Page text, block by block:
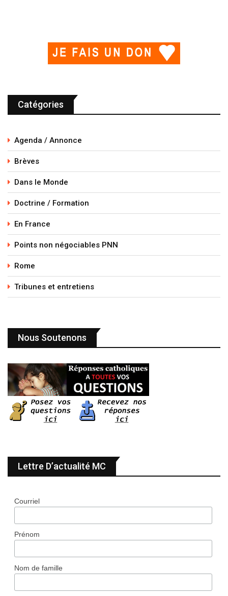
Catégories
Agenda / Annonce
Brèves
Dans le Monde
Doctrine / Formation
En France
Points non négociables PNN
Rome
Tribunes et entretiens
Nous Soutenons
Lettre D’actualité MC
Courriel
Prénom
Nom de famille